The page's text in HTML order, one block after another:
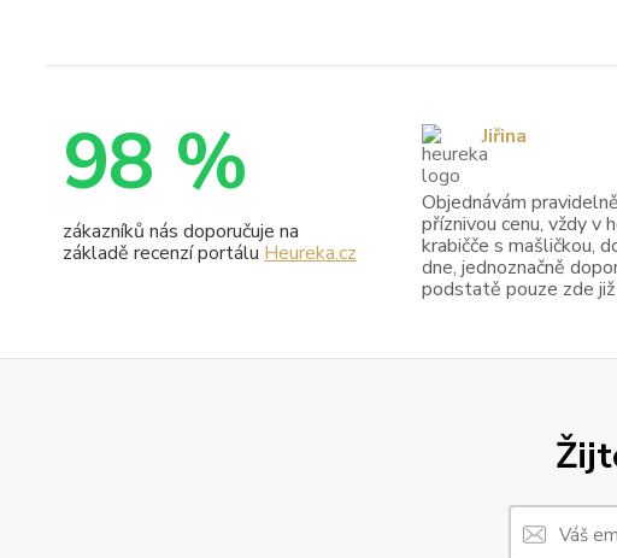
98 %
zákazníků nás doporučuje na
základě recenzí portálu Heureka.cz
Objednávám
příznivou cenu, vždy v
krabičče s mašličkou,
dne, jednoznačně
podstatě pouze zde
Jiřina